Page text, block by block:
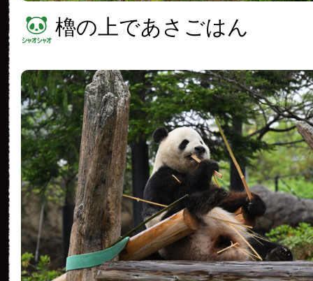
櫓の上であさごはん